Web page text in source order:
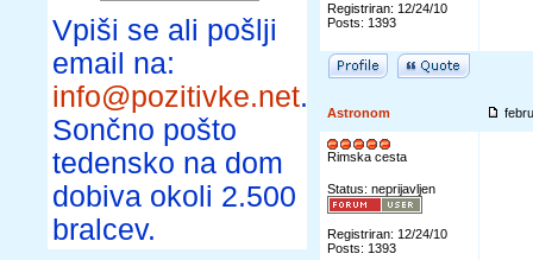
Vpiši se ali pošlji
email na:
info@pozitivke.net.
Sončno pošto
tedensko na dom
dobiva okoli 2.500
bralcev.
Registriran: 12/24/10
Posts: 1393
Astronom
Rimska cesta
Status: neprijavljen
Registriran: 12/24/10
Posts: 1393